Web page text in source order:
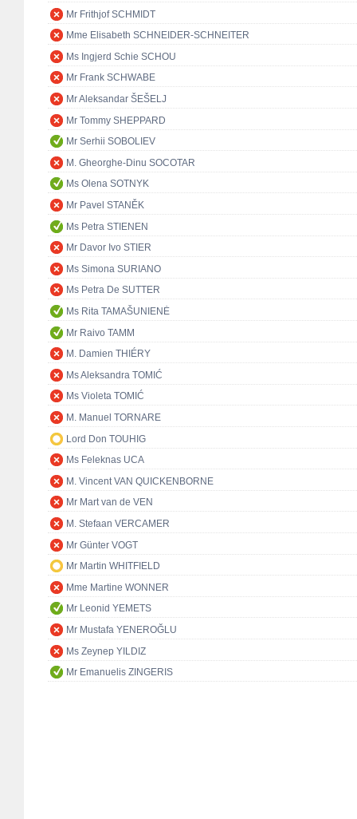
Mr Frithjof SCHMIDT
Mme Elisabeth SCHNEIDER-SCHNEITER
Ms Ingjerd Schie SCHOU
Mr Frank SCHWABE
Mr Aleksandar ŠEŠELJ
Mr Tommy SHEPPARD
Mr Serhii SOBOLIEV
M. Gheorghe-Dinu SOCOTAR
Ms Olena SOTNYK
Mr Pavel STANĚK
Ms Petra STIENEN
Mr Davor Ivo STIER
Ms Simona SURIANO
Ms Petra De SUTTER
Ms Rita TAMAŠUNIENĖ
Mr Raivo TAMM
M. Damien THIÉRY
Ms Aleksandra TOMIĆ
Ms Violeta TOMIĆ
M. Manuel TORNARE
Lord Don TOUHIG
Ms Feleknas UCA
M. Vincent VAN QUICKENBORNE
Mr Mart van de VEN
M. Stefaan VERCAMER
Mr Günter VOGT
Mr Martin WHITFIELD
Mme Martine WONNER
Mr Leonid YEMETS
Mr Mustafa YENEROĞLU
Ms Zeynep YILDIZ
Mr Emanuelis ZINGERIS